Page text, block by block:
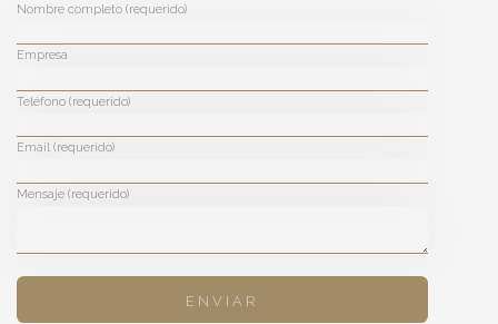
Nombre completo (requerido)
Empresa
Teléfono (requerido)
Email (requerido)
Mensaje (requerido)